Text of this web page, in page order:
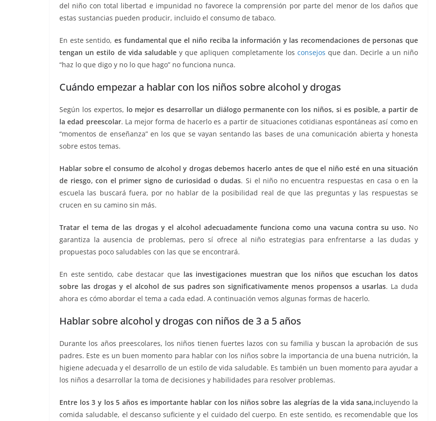
del niño con total libertad e impunidad no favorece la comprensión por parte del menor de los daños que
estas sustancias pueden producir, incluido el consumo de tabaco.
En este sentido, es fundamental que el niño reciba la información y las recomendaciones de personas que
tengan un estilo de vida saludabley que apliquen completamente los consejos que dan. Decirle a un niño
“haz lo que digo y no lo que hago” no funciona nunca.
Cuándo empezar a hablar con los niños sobre alcohol y drogas
Según los expertos, lo mejor es desarrollar un diálogo permanente con los niños, si es posible, a partir de
la edad preescolar. La mejor forma de hacerlo es a partir de situaciones cotidianas espontáneas así como en
“momentos de enseñanza” en los que se vayan sentando las bases de una comunicación abierta y honesta
sobre estos temas.
Hablar sobre el consumo de alcohol y drogas debemos hacerlo antes de que el niño esté en una situación
de riesgo, con el primer signo de curiosidad o dudas. Si el niño no encuentra respuestas en casa o en la
escuela las buscará fuera, por no hablar de la posibilidad real de que las preguntas y las respuestas se
crucen en su camino sin más.
Tratar el tema de las drogas y el alcohol adecuadamente funciona como una vacuna contra su uso. No
garantiza la ausencia de problemas, pero sí ofrece al niño estrategias para enfrentarse a las dudas y
propuestas poco saludables con las que se encontrará.
En este sentido, cabe destacar que las investigaciones muestran que los niños que escuchan los datos
sobre las drogas y el alcohol de sus padres son significativamente menos propensos a usarlas. La duda
ahora es cómo abordar el tema a cada edad. A continuación vemos algunas formas de hacerlo.
Hablar sobre alcohol y drogas con niños de 3 a 5 años
Durante los años preescolares, los niños tienen fuertes lazos con su familia y buscan la aprobación de sus
padres. Este es un buen momento para hablar con los niños sobre la importancia de una buena nutrición, la
higiene adecuada y el desarrollo de un estilo de vida saludable. Es también un buen momento para ayudar a
los niños a desarrollar la toma de decisiones y habilidades para resolver problemas.
Entre los 3 y los 5 años es importante hablar con los niños sobre las alegrías de la vida sana,incluyendo la
comida saludable, el descanso suficiente y el cuidado del cuerpo. En este sentido, es recomendable que los